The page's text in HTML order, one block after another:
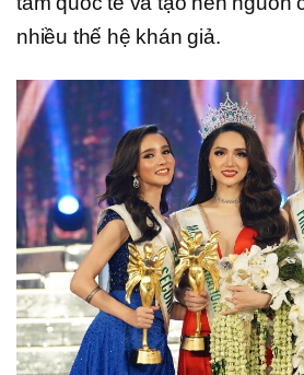
nhiều thế hệ khán giả.